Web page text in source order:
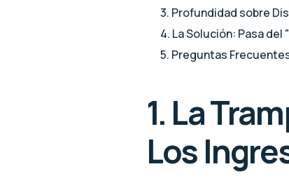
3. Profundidad sobre
4. La Solución: Pasa
5. Preguntas
1. La
Los